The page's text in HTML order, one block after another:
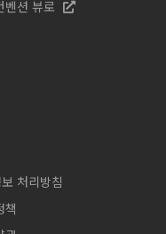
벤션 뷰로
처리방침
책